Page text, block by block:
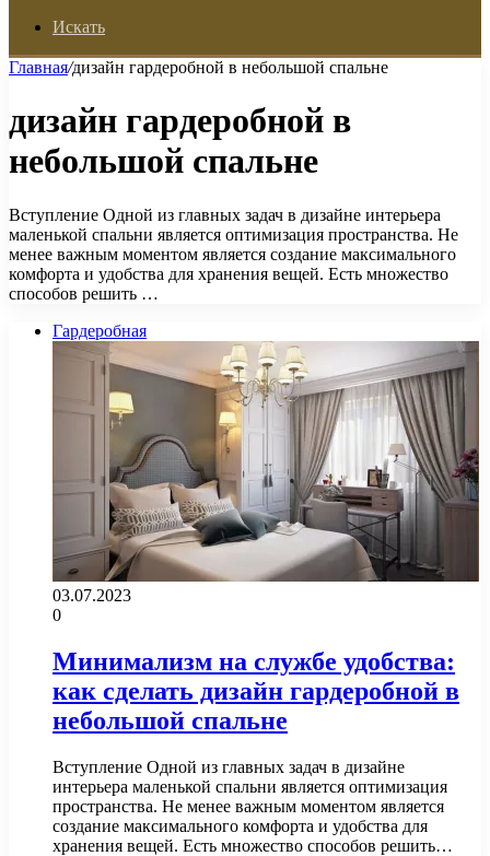
Искать
Главная/дизайн гардеробной в небольшой спальне
дизайн гардеробной в
небольшой спальне
Вступление Одной из главных задач в дизайне интерьера
маленькой спальни является оптимизация пространства. Не
менее важным моментом является создание максимального
комфорта и удобства для хранения вещей. Есть множество
способов решить …
Гардеробная
03.07.2023
0
Минимализм на службе удобства:
как сделать дизайн гардеробной в
небольшой спальне
Вступление Одной из главных задач в дизайне
интерьера маленькой спальни является оптимизация
пространства. Не менее важным моментом является
создание максимального комфорта и удобства для
хранения вещей. Есть множество способов решить…